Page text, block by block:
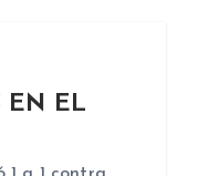
EN EL